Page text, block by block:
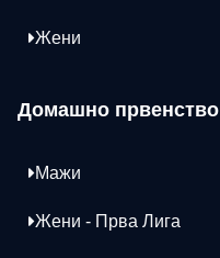
Жени
Домашно првенство
Мажи
Жени - Прва Лига